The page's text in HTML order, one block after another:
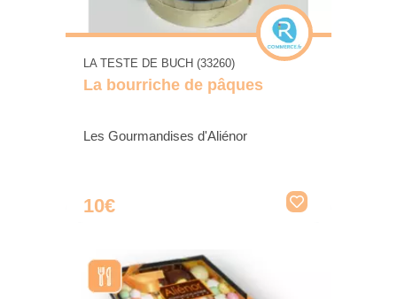
LA TESTE DE BUCH (33260)
La bourriche de pâques
Les Gourmandises d'Aliénor
10€